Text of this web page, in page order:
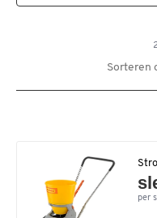
Sorteren
per